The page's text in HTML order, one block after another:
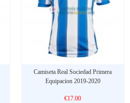
Camiseta Real Sociedad Primera
Equipacion 2019-2020
€17.00